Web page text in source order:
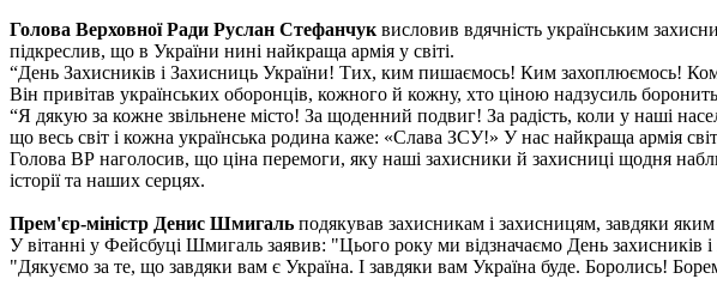
Голова Верховної Ради Руслан Стефанчук висловив вдячність українським
підкреслив, що в України нині найкраща армія у світі.
“День Захисників і Захисниць України! Тих, ким пишаємось! Ким захоплюємось!
Він привітав українських оборонців, кожного й кожну, хто ціною надзусиль
“Я дякую за кожне звільнене місто! За щоденний подвиг! За радість, коли у наші
що весь світ і кожна українська родина каже: «Слава ЗСУ!» У нас найкраща армія
Голова ВР наголосив, що ціна перемоги, яку наші захисники й захисниці щодня
історії та наших серцях.
Прем'єр-міністр Денис Шмигаль подякував захисникам і захисницям, завдяки яким
У вітанні у Фейсбуці Шмигаль заявив: "Цього року ми відзначаємо День
"Дякуємо за те, що завдяки вам є Україна. І завдяки вам Україна буде. Боролись!